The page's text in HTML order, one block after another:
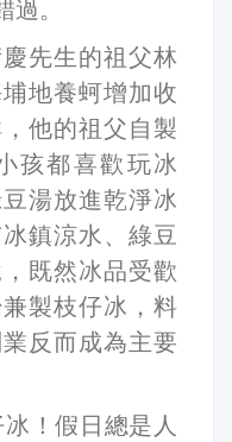
。
先生的祖父林
地養蚵增加收
他的祖父自製
孩都喜歡玩冰
湯放進乾淨冰
鎮涼水、綠豆
既然冰品受歡
製枝仔冰，料
反而成為主要
！假日總是人